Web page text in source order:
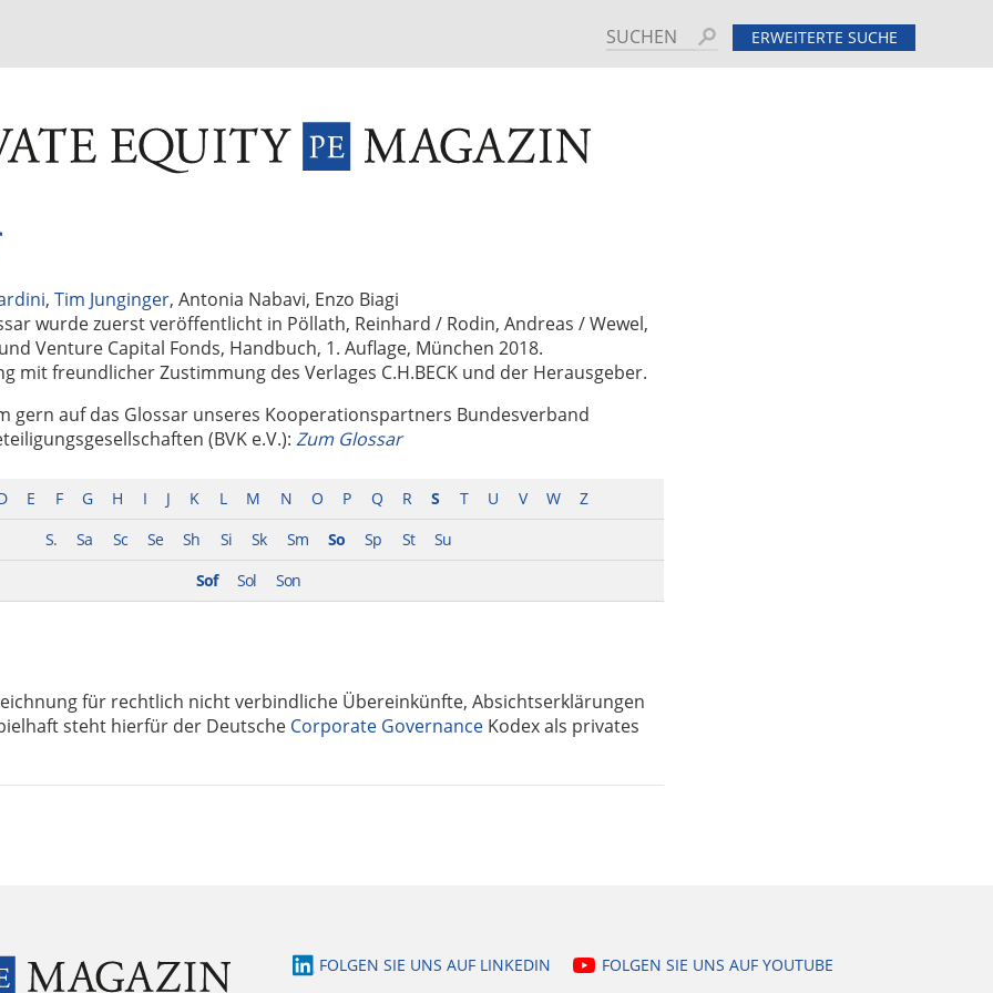
Suchen ERWEITERTE SUCHE
INVESTMENT FUNDS M&A TAX GLOSSAR TERMINE HINTERGRUND
, Tim Junginger, Antonia Nabavi, Enzo Biagi
wurde zuerst veröffentlicht in Pöllath, Reinhard / Rodin, Andreas / Wewel,
Venture Capital Fonds, Handbuch, 1. Auflage, München 2018.
mit freundlicher Zustimmung des Verlages C.H.BECK und der Herausgeber.
gern auf das Glossar unseres Kooperationspartners Bundesverband
(BVK e.V.): Zum Glossar
E F G H I J K L M N O P Q R S T U V W
Z
S.
Sa Sc Se Sh Si Sk Sm So Sp St
Su
Sof
Sol Son
für rechtlich nicht verbindliche Übereinkünfte, Absichtserklärungen
steht hierfür der Deutsche Corporate Governance Kodex als privates
FOLGEN SIE UNS AUF LINKEDIN FOLGEN SIE UNS AUF YOUTUBE